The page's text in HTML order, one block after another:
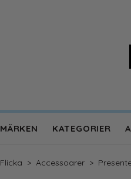
MÄRKEN KATEGORIER
Flicka > Accessoarer >